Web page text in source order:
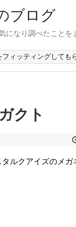
ブログ
になり調べたことを
ィッティングしても
クト
ルクアイズのメ